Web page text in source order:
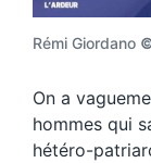
Rémi Giordano
On a
hommes qui
hétéro-